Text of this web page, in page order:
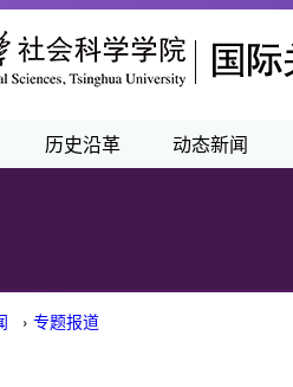
历史沿革 动态新闻
› 专题报道